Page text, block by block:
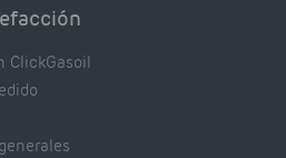
ClickGasoil